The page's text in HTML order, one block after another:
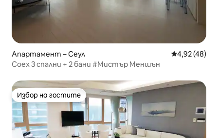
Апартамент – Сеул Средна
4,92 (48)
Coex 3 спални + 2 бани #Мистър Меншън
Избор на гостите
Избор на гостите